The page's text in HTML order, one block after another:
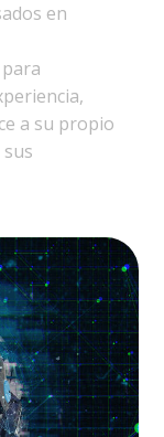
en
a su propio